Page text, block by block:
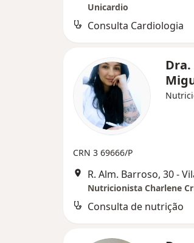
Unicardio
Consulta Cardiologia
CRN 3 69666/P
Nutricionista Charlene
Consulta de nutrição